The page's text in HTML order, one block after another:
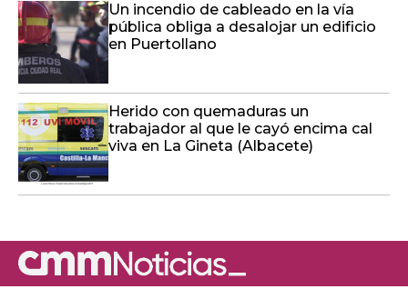
Un incendio de cableado en la vía
pública obliga a desalojar un edificio
en Puertollano
Herido con quemaduras un
trabajador al que le cayó encima cal
viva en La Gineta (Albacete)